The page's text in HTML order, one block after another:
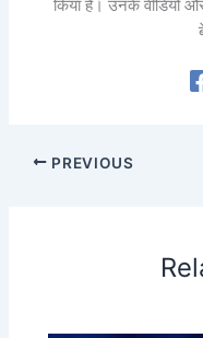
किया है। उनके वीडियो
PREVIOUS